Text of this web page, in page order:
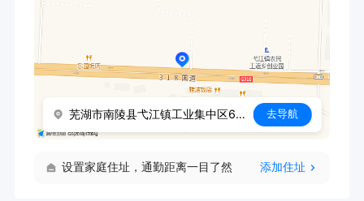
芜湖市南陵县弋江镇工业集中区618号 去导航
设置家庭住址，通勤距离一目了然 添加住址